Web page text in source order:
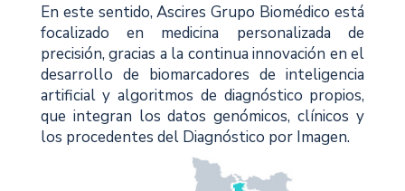
En este sentido, Ascires Grupo Biomédico está
focalizado en medicina personalizada de
precisión, gracias a la continua innovación en el
desarrollo de biomarcadores de inteligencia
artificial y algoritmos de diagnóstico propios,
que integran los datos genómicos, clínicos y
los procedentes del Diagnóstico por Imagen.